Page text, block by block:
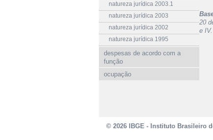
natureza jurídica 2003.1
natureza jurídica 2003
natureza jurídica 2002
natureza jurídica 1995
despesas de acordo com a
função
ocupação
20
e IV.
© 2026 IBGE - Instituto Brasileiro